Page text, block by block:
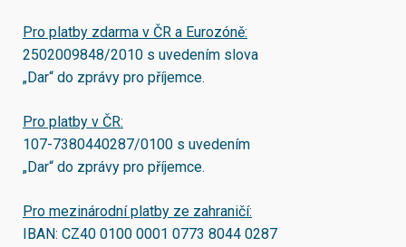
Pro platby zdarma v ČR a Eurozóně:
2502009848/2010 s uvedením slova
„Dar“ do zprávy pro příjemce.
Pro platby v ČR:
107-7380440287/0100 s uvedením
„Dar“ do zprávy pro příjemce.
Pro mezinárodní platby ze zahraničí:
IBAN: CZ40 0100 0001 0773 8044 0287